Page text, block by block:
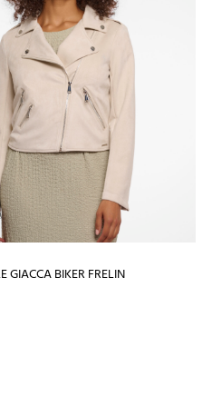
GIACCA BIKER FRELIN